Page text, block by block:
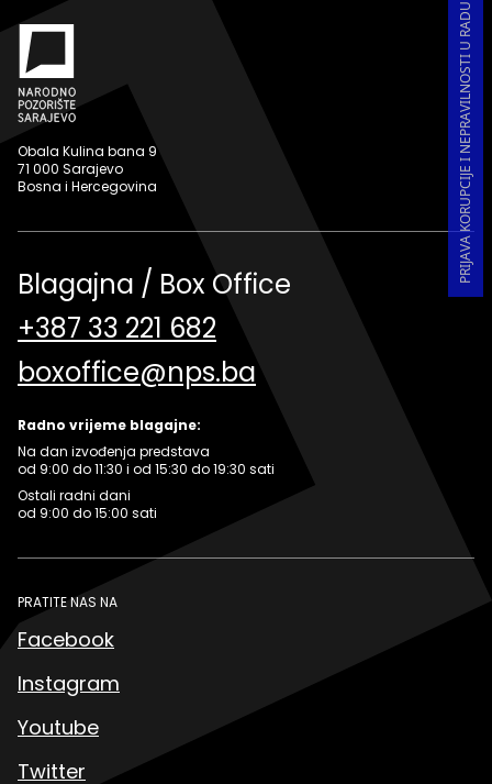
PRIJAVA KORUPCIJE I NEPRAVILNOSTI U RADU
Obala Kulina bana 9
71 000 Sarajevo
Bosna i Hercegovina
Blagajna / Box Office
+387 33 221 682
boxoffice@nps.ba
Radno vrijeme blagajne:
Na dan izvođenja predstava
od 9:00 do 11:30 i od 15:30 do 19:30 sati
Ostali radni dani
od 9:00 do 15:00 sati
PRATITE NAS NA
Facebook
Instagram
Youtube
Twitter